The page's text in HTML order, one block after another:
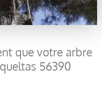
que votre arbre
56390